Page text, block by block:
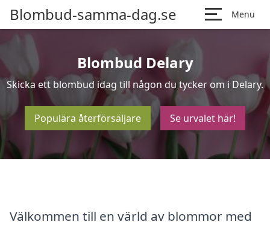
Blombud-samma-dag.se Menu
Blombud Delary
Skicka ett blombud idag till någon du tycker om i Delary.
Populära återförsäljare Se urvalet här!
Välkommen till en värld av blommor med